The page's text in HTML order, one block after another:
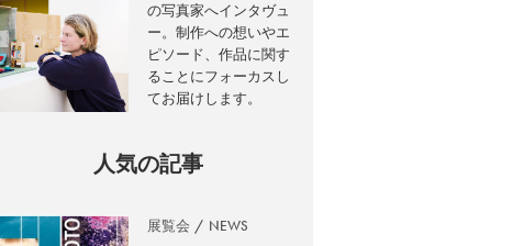
の写真家へインタヴュ
ー。制作への想いやエ
ピソード、作品に関す
ることにフォーカスし
てお届けします。
人気の記事
展覧会 NEWS